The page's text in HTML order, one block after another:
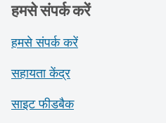
हमसे संपर्क करें
हमसे संपर्क करें
सहायता केंद्र
साइट फीडबैक